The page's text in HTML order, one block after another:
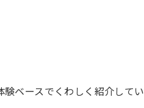
験ベースでくわしく紹介してい